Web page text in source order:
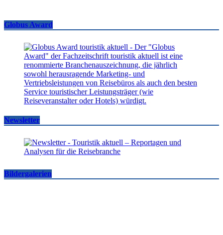
Globus Award
Newsletter
Bildergalerien